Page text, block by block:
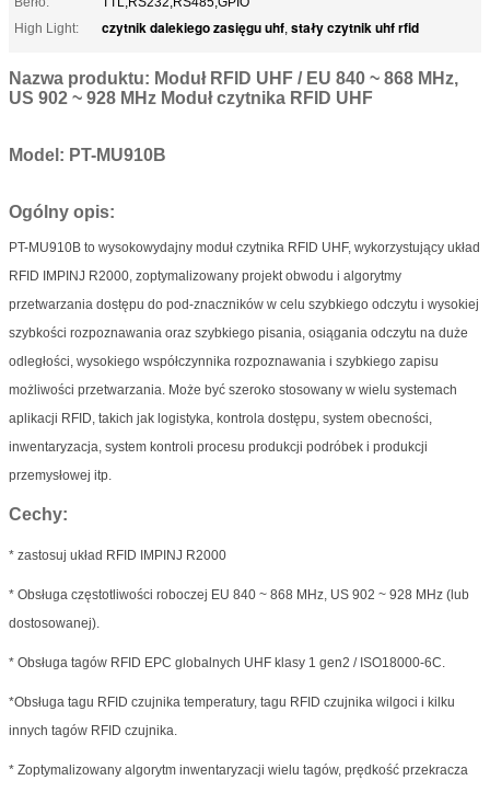
High Light:
czytnik dalekiego zasięgu uhf, stały czytnik uhf rfid
Nazwa produktu: Moduł RFID UHF / EU 840 ~ 868 MHz,
US 902 ~ 928 MHz Moduł czytnika RFID UHF
Model: PT-MU910B
Ogólny opis:
PT-MU910B to wysokowydajny moduł czytnika RFID UHF, wykorzystujący układ
RFID IMPINJ R2000, zoptymalizowany projekt obwodu i algorytmy
przetwarzania dostępu do pod-znaczników w celu szybkiego odczytu i wysokiej
szybkości rozpoznawania oraz szybkiego pisania, osiągania odczytu na duże
odległości, wysokiego współczynnika rozpoznawania i szybkiego zapisu
możliwości przetwarzania. Może być szeroko stosowany w wielu systemach
aplikacji RFID, takich jak logistyka, kontrola dostępu, system obecności,
inwentaryzacja, system kontroli procesu produkcji podróbek i produkcji
przemysłowej itp.
Cechy:
* zastosuj układ RFID IMPINJ R2000
* Obsługa częstotliwości roboczej EU 840 ~ 868 MHz, US 902 ~ 928 MHz (lub
dostosowanej).
* Obsługa tagów RFID EPC globalnych UHF klasy 1 gen2 / ISO18000-6C.
*Obsługa tagu RFID czujnika temperatury, tagu RFID czujnika wilgoci i kilku
innych tagów RFID czujnika.
* Zoptymalizowany algorytm inwentaryzacji wielu tagów, prędkość przekracza